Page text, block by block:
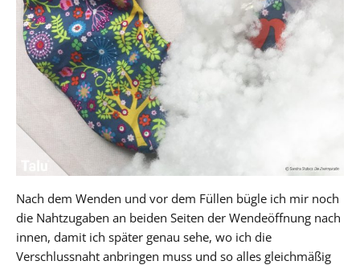
Nach dem Wenden und vor dem Füllen bügle ich mir noch
die Nahtzugaben an beiden Seiten der Wendeöffnung nach
innen, damit ich später genau sehe, wo ich die
Verschlussnaht anbringen muss und so alles gleichmäßig